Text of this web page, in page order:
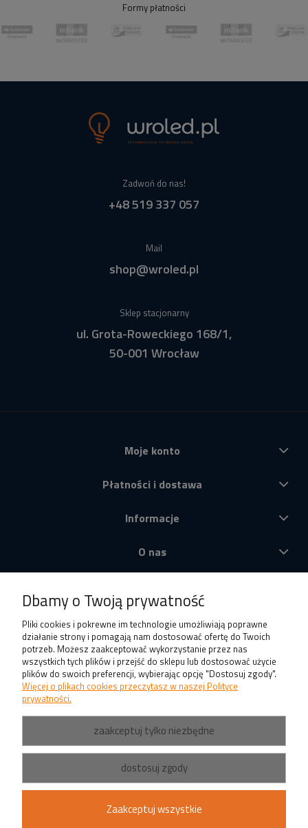
Formy płatności
Zadwoń do nas!
+48 519 337 057
Mail
shop@wroled.pl
Sklep stacjonarny
ul. Grota-Roweckiego 168/1,
50-001 Wrocław
Moje konto
Płatności i dostawa
Informacje
O nas
Dbamy o Twoją prywatność
Pliki cookies i pokrewne im technologie umożliwiają poprawne
działanie strony i pomagają nam dostosować ofertę do Twoich
potrzeb. Możesz zaakceptować wykorzystanie przez nas
wszystkich tych plików i przejść do sklepu lub dostosować użycie
plików do swoich preferencji, wybierając opcję "Dostosuj zgody".
Więcej o plikach cookies przeczytasz w naszej Polityce
prywatności.
zaakceptuj tylko niezbędne
dostosuj zgody
Zaakceptuj wszystkie